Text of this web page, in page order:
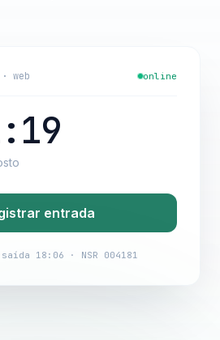
web online
entrada
18:06 · NSR 004181